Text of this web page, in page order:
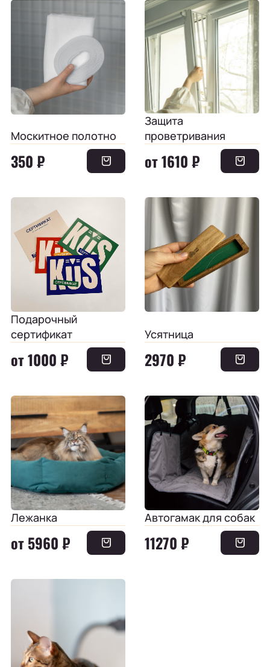
Москитное полотно
350 ₽
Защита
проветривания
от 1610 ₽
Подарочный
сертификат
от 1000 ₽
Усятница
2970 ₽
Лежанка
от 5960 ₽
Автогамак для собак
11270 ₽